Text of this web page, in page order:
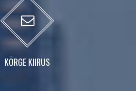
KÕRGE KIIRUS